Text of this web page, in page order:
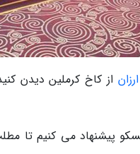
از کاخ کرملین دیدن
پیشنهاد می کنیم تا